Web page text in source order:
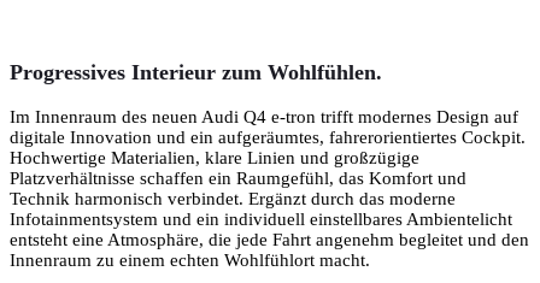
Progressives Interieur zum Wohlfühlen.
Im Innenraum des neuen Audi Q4 e-tron trifft modernes Design auf
digitale Innovation und ein aufgeräumtes, fahrerorientiertes Cockpit.
Hochwertige Materialien, klare Linien und großzügige
Platzverhältnisse schaffen ein Raumgefühl, das Komfort und
Technik harmonisch verbindet. Ergänzt durch das moderne
Infotainmentsystem und ein individuell einstellbares Ambientelicht
entsteht eine Atmosphäre, die jede Fahrt angenehm begleitet und den
Innenraum zu einem echten Wohlfühlort macht.